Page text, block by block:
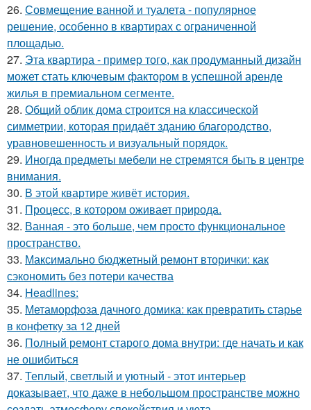
26. Совмещение ванной и туалета - популярное
решение, особенно в квартирах с ограниченной
площадью.
27. Эта квартира - пример того, как продуманный дизайн
может стать ключевым фактором в успешной аренде
жилья в премиальном сегменте.
28. Общий облик дома строится на классической
симметрии, которая придаёт зданию благородство,
уравновешенность и визуальный порядок.
29. Иногда предметы мебели не стремятся быть в центре
внимания.
30. В этой квартире живёт история.
31. Процесс, в котором оживает природа.
32. Ванная - это больше, чем просто функциональное
пространство.
33. Максимально бюджетный ремонт вторички: как
сэкономить без потери качества
34. Headlines:
35. Метаморфоза дачного домика: как превратить старье
в конфетку за 12 дней
36. Полный ремонт старого дома внутри: где начать и как
не ошибиться
37. Теплый, светлый и уютный - этот интерьер
доказывает, что даже в небольшом пространстве можно